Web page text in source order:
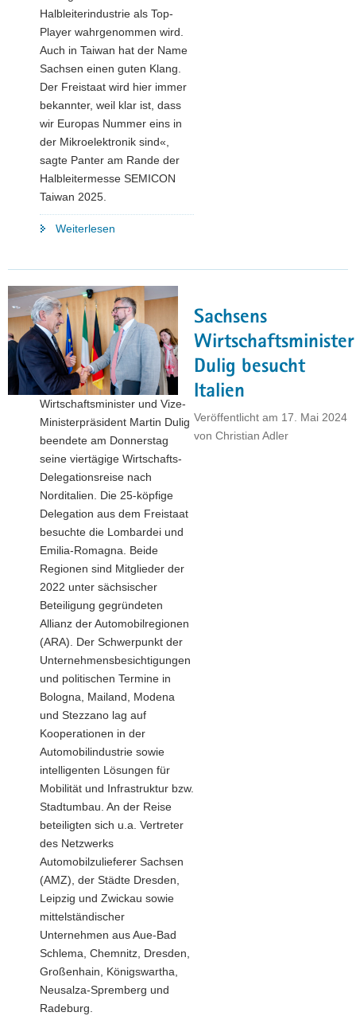
Halbleiterindustrie als Top-
Player wahrgenommen wird.
Auch in Taiwan hat der Name
Sachsen einen guten Klang.
Der Freistaat wird hier immer
bekannter, weil klar ist, dass
wir Europas Nummer eins in
der Mikroelektronik sind«,
sagte Panter am Rande der
Halbleitermesse SEMICON
Taiwan 2025.
Weiterlesen
dem
Branchen-
Event
SEMICON
Taiwan
2025"
Sachsens
Wirtschaftsminister
Dulig besucht
Italien
Veröffentlicht am 17. Mai 2024
von Christian Adler
Wirtschaftsminister und Vize-
Ministerpräsident Martin Dulig
beendete am Donnerstag
seine viertägige Wirtschafts-
Delegationsreise nach
Norditalien. Die 25-köpfige
Delegation aus dem Freistaat
besuchte die Lombardei und
Emilia-Romagna. Beide
Regionen sind Mitglieder der
2022 unter sächsischer
Beteiligung gegründeten
Allianz der Automobilregionen
(ARA). Der Schwerpunkt der
Unternehmensbesichtigungen
und politischen Termine in
Bologna, Mailand, Modena
und Stezzano lag auf
Kooperationen in der
Automobilindustrie sowie
intelligenten Lösungen für
Mobilität und Infrastruktur bzw.
Stadtumbau. An der Reise
beteiligten sich u.a. Vertreter
des Netzwerks
Automobilzulieferer Sachsen
(AMZ), der Städte Dresden,
Leipzig und Zwickau sowie
mittelständischer
Unternehmen aus Aue-Bad
Schlema, Chemnitz, Dresden,
Großenhain, Königswartha,
Neusalza-Spremberg und
Radeburg.